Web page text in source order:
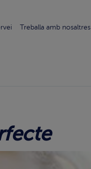
Treballa amb nosaltres